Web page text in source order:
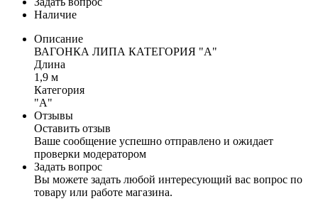
Наличие
Описание
ВАГОНКА ЛИПА КАТЕГОРИЯ "А"
Длина
1,9 м
Категория
"А"
Отзывы
Оставить отзыв
Ваше сообщение успешно отправлено и ожидает
проверки модератором
Задать вопрос
Вы можете задать любой интересующий вас вопрос по
товару или работе магазина.